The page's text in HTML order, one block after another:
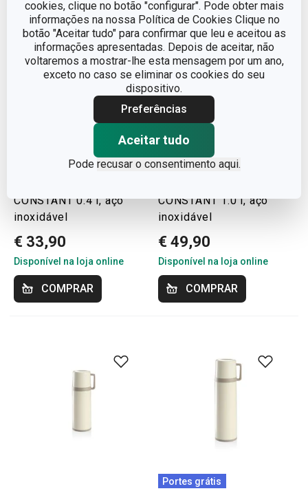
cookies, clique no botão "configurar". Pode obter mais
informações na nossa Política de Cookies Clique no
botão "Aceitar tudo" para confirmar que leu e aceitou as
informações apresentadas. Depois de aceitar, não
voltaremos a mostrar-lhe esta mensagem por um ano,
exceto no caso se eliminar os cookies do seu
dispositivo.
Preferências
Aceitar tudo
Pode recusar o consentimento aqui.
Portes grátis
CONSTANT 0.4 l, aço
inoxidável
€ 33,90
Disponível na loja online
COMPRAR
Portes grátis
CONSTANT 1.0 l, aço
inoxidável
€ 49,90
Disponível na loja online
COMPRAR
Portes grátis